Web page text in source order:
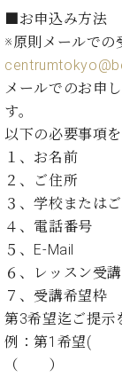
イ
レ
ジ
デ
ス
C.
ベ
ヒ
シ
ュ
タ
イ
ン
ン
音
色
と
チ
ベ
ヒ
シ
ュ
タ
イ
ン・
ジ
ャ
パ
イ
の
秘
密
ト
リ
ー
音
楽
の
声
ベ
ヒ
シ
ュ
タ
ン
ュ
ー
ス・
イ
ベ
ト
ら
せ
(入
荷
等)
プ
レ
ス
リ
リ
ー
(お
知
ら
正
規
た
い！
い
う
方
は、
く
の
直
営
店
舗
で
オンライ
ン
会
員
ヒ
シ
ュ
タ
イ
ン・
ジ
ャ
パ
ン
ブ
ロ
■お申込み方法
※原則メールでの
メールでのお申
す。
以下の必要事項
１、お名前
２、ご住所
３、学校または
４、電話番号
５、E-Mail
６、レッスン受
７、受講希望枠
第3希望迄ご提示
例：第1希
（ ）